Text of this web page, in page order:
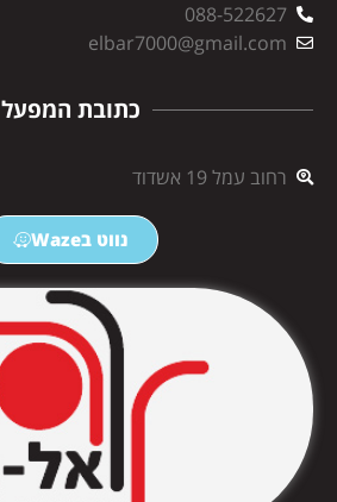
088-522627
elbar7000@gmail.com
כתובת המפעל
רחוב עמל 19 אשדוד
נווט בWaze